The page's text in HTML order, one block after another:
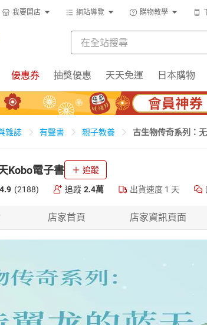
我要開店 網站導覽 購物教學
優惠券 抽獎優惠 天天免運 日本購物
雜誌 有聲書 親子教養 古生物传奇系列：
Kobo電子書 追蹤
4.9 (2188) 追蹤 2.4萬 出貨速度 1 天
店家首頁 店家資訊頁面